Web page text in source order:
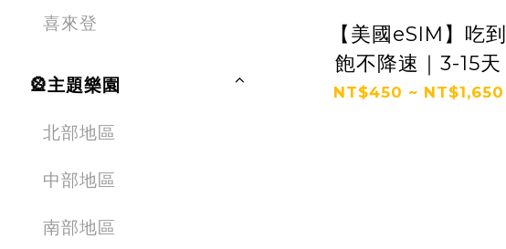
喜來登
🎡主題樂園
北部地區
中部地區
南部地區
【美國eSIM】吃到
飽不降速｜3-15天
NT$450 ~ NT$1,650